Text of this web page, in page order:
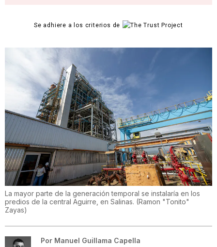
Se adhiere a los criterios de
La mayor parte de la generación temporal se instalaría en los
predios de la central Aguirre, en Salinas. (Ramon "Tonito"
Zayas)
Por Manuel Guillama Capella